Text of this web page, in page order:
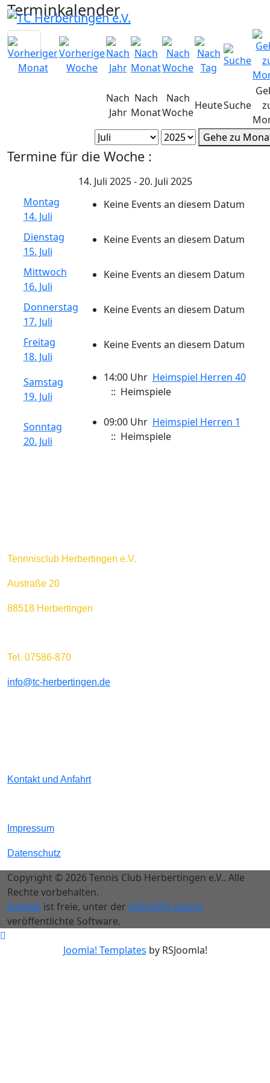
Terminkalender
Nach
Jahr
Nach
Monat
Nach
Woche
HeuteSuche
Gehe zu
Termine für die Woche :
14. Juli 2025 - 20. Juli 2025
Montag
14. Juli
Keine Events an diesem Datum
Dienstag
15. Juli
Keine Events an diesem Datum
Mittwoch
16. Juli
Keine Events an diesem Datum
Donnerstag
17. Juli
Keine Events an diesem Datum
Freitag
18. Juli
Keine Events an diesem Datum
Samstag
19. Juli
14:00 Uhr Heimspiel Herren 40
:: Heimspiele
Sonntag
20. Juli
09:00 Uhr Heimspiel Herren 1
:: Heimspiele
Tennnisclub Herbertingen e.V.
Austraße 20
88518 Herbertingen
Tel. 07586-870
info@tc-herbertingen.de
Kontakt und Anfahrt
Impressum
Datenschutz
Copyright © 2026 Tennis Club Herbertingen e.V.. Alle
Rechte vorbehalten.
Joomla! ist freie, unter der GNU/GPL-Lizenz
veröffentlichte Software.
Joomla! Templates by RSJoomla!